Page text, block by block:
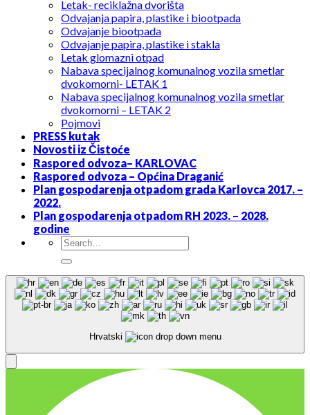
Letak- reciklažna dvorišta
Odvajanja papira, plastike i biootpada
Odvajanje biootpada
Odvajanje papira, plastike i stakla
Letak glomazni otpad
Nabava specijalnog komunalnog vozila smetlar
dvokomorni- LETAK 1
Nabava specijalnog komunalnog vozila smetlar
dvokomorni – LETAK 2
Pojmovi
PRESS kutak
Novosti iz Čistoće
Raspored odvoza– KARLOVAC
Raspored odvoza – Općina Draganić
Plan gospodarenja otpadom grada Karlovca 2017. –
2022.
Plan gospodarenja otpadom RH 2023. – 2028.
godine
Hrvatski